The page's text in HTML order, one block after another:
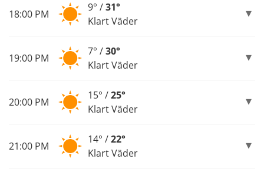
18:00 PM
9° /31°
Klart Väder
19:00 PM
7° /30°
Klart Väder
20:00 PM
15° /25°
Klart Väder
21:00 PM
14° /22°
Klart Väder